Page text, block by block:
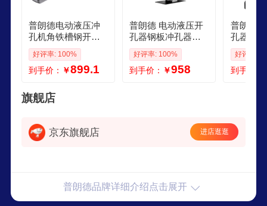
普朗德电动液压冲
孔机角铁槽钢开孔
机手提式家用打孔
器不锈钢液压钻孔
机
好评率: 100%
到手价： ￥899.1
普朗德 电动液压开
孔器钢板冲孔器槽
钢冲孔机手提角铁
打孔机角钢打眼机
槽钢角钢两用冲孔
好评率: 100%
到手价： ￥958
普朗德
孔器钢
钢冲孔
机模具
3MM圆
好评率:
到手价：
旗舰店
京东旗舰店 进店逛逛
普朗德品牌详细介绍点击展开